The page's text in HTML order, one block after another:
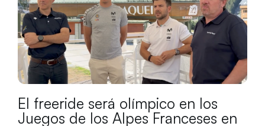
El freeride será olímpico en los
Juegos de los Alpes Franceses en